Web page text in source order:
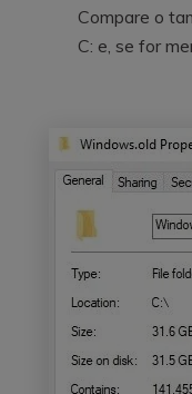
Compare o
C: e, se for